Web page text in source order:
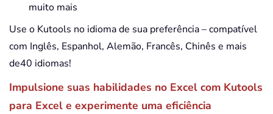
muito mais
Use o Kutools no idioma de sua preferência – compatível
com Inglês, Espanhol, Alemão, Francês, Chinês e mais
de40 idiomas!
Impulsione suas habilidades no Excel com Kutools
para Excel e experimente uma eficiência